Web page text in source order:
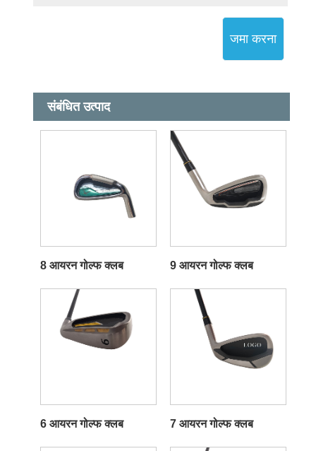
जमा करना
संबंधित उत्पाद
8 आयरन गोल्फ क्लब 9 आयरन गोल्फ क्लब
6 आयरन गोल्फ क्लब 7 आयरन गोल्फ क्लब